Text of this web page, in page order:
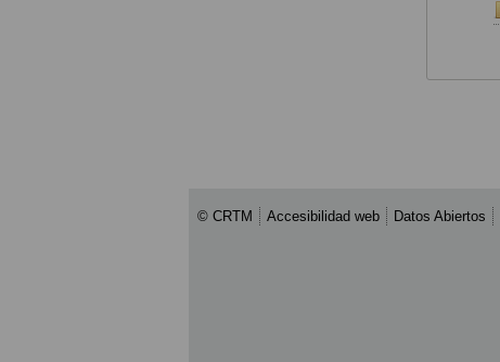
© CRTM Accesibilidad web Datos Abiertos